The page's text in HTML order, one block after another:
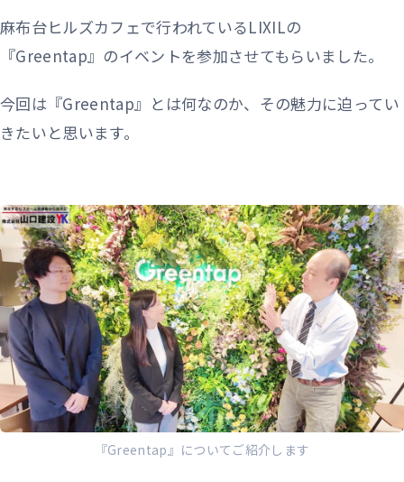
麻布台ヒルズカフェで行われているLIXILの
『Greentap』のイベントを参加させてもらいました。
今回は『Greentap』とは何なのか、その魅力に迫ってい
きたいと思います。
『Greentap』についてご紹介します